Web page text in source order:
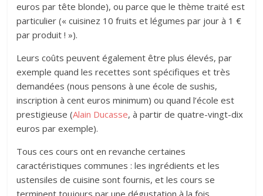
euros par tête blonde), ou parce que le thème traité est
particulier (« cuisinez 10 fruits et légumes par jour à 1 €
par produit ! »).
Leurs coûts peuvent également être plus élevés, par
exemple quand les recettes sont spécifiques et très
demandées (nous pensons à une école de sushis,
inscription à cent euros minimum) ou quand l’école est
prestigieuse (Alain Ducasse, à partir de quatre-vingt-dix
euros par exemple).
Tous ces cours ont en revanche certaines
caractéristiques communes : les ingrédients et les
ustensiles de cuisine sont fournis, et les cours se
terminent toujours par une dégustation à la fois